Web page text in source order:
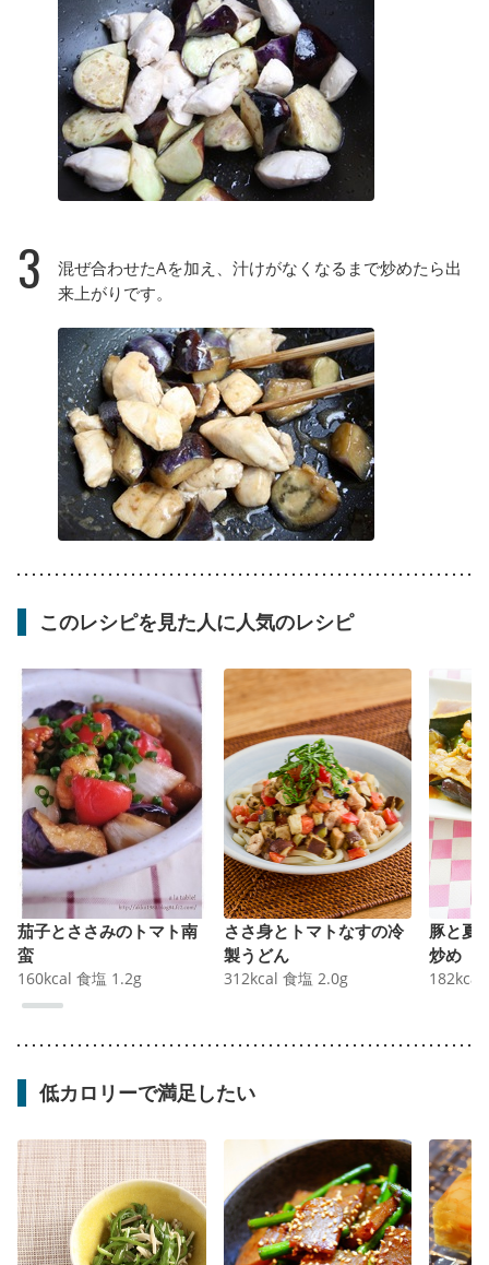
3
混ぜ合わせたAを加え、汁けがなくなるまで炒めたら出
来上がりです。
このレシピを見た人に人気のレシピ
茄子とささみのトマト南
蛮
160kcal 食塩 1.2g
ささ身とトマトなすの冷
製うどん
312kcal 食塩 2.0g
豚と夏
炒め
182kcal
低カロリーで満足したい